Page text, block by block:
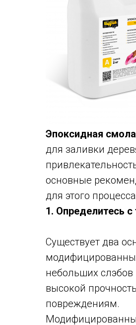
Эпоксидная смола
для заливки
основные
для этого
1. Определитесь
Существует два
небольших
высокой
повреждениям.